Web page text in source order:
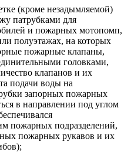
(кроме незадымляемой)
патрубками для
и пожарных мотопомп,
полуэтажах, на которых
пожарные клапаны,
головками,
клапанов и их
подачи воды на
запорных пожарных
в направлении под углом
пожарных подразделений,
пожарных рукавов и их